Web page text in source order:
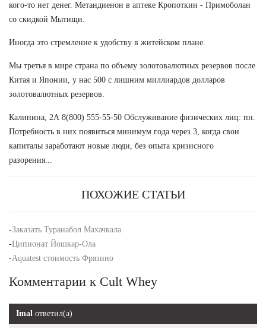
кого-то нет денег. Метандиенон в аптеке Кропоткин - Примоболан
со скидкой Мытищи.
Иногда это стремление к удобству в житейском плане.
Мы третья в мире страна по объему золотовалютных резервов после
Китая и Японии, у нас 500 с лишним миллиардов долларов
золотовалютных резервов.
Калинина, 2А 8(800) 555-55-50 Обслуживание физических лиц: пн.
Потребность в них появиться минимум года через 3, когда свои
капиталы заработают новые люди, без опыта кризисного
разорения...
ПОХОЖИЕ СТАТЬИ
-Заказать Туранабол Махачкала
-Ципионат Йошкар-Ола
-Aquatest стоимость Фрязино
Комментарии к Cult Whey
Imal ответил(а)